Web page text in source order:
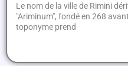
Le nom de la ville de Rimini
"Ariminum", fondé en 268
toponyme prend